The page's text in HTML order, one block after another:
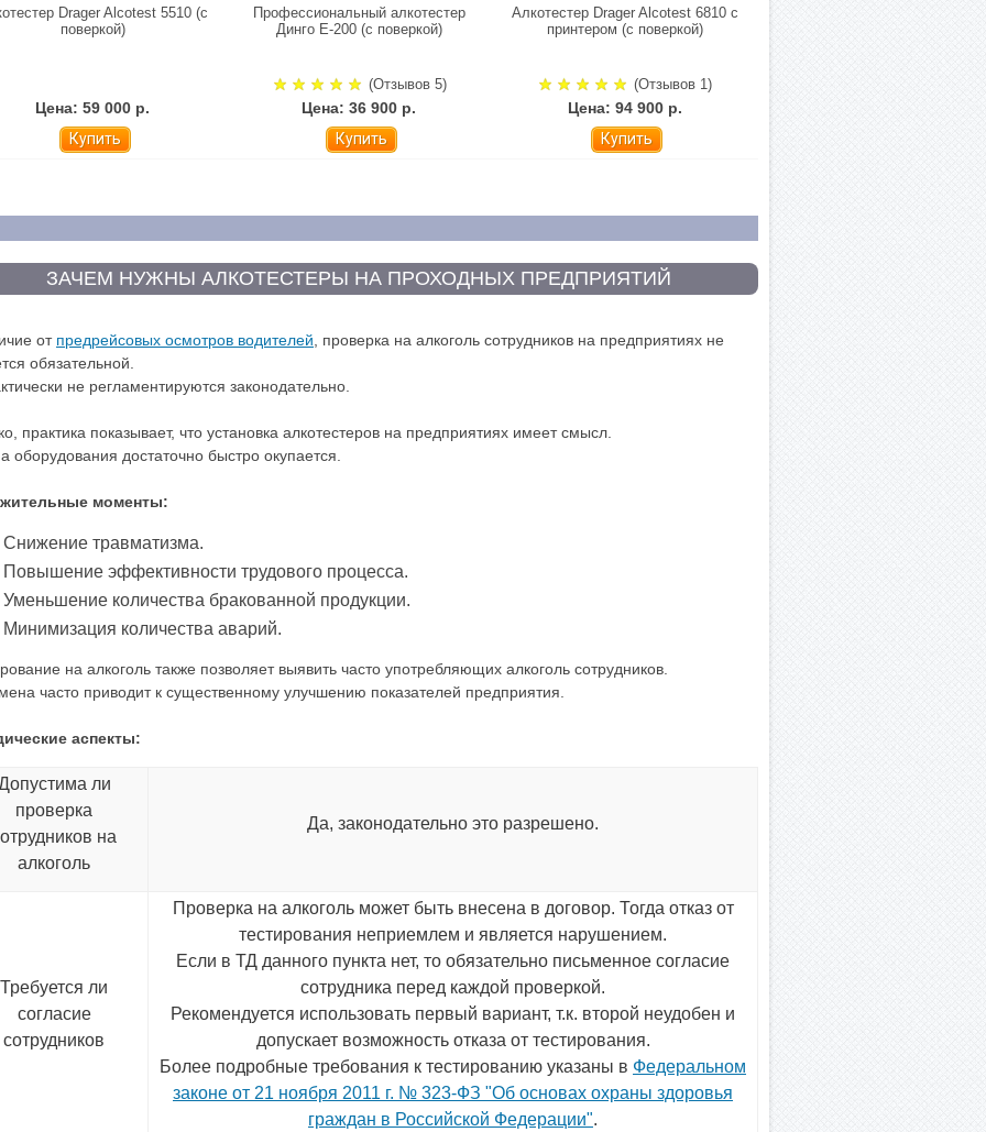
Drager Alcotest 5510 (с
поверкой)
Цена: 59 000 р.
Купить
Профессиональный алкотестер
Динго Е-200 (с поверкой)
(Отзывов 5)
Цена: 36 900 р.
Купить
Алкотестер Drager Alcotest 6810 с
принтером (с поверкой)
(Отзывов 1)
Цена: 94 900 р.
Купить
ЗАЧЕМ НУЖНЫ АЛКОТЕСТЕРЫ НА ПРОХОДНЫХ ПРЕДПРИЯТИЙ
от предрейсовых осмотров водителей , проверка на алкоголь сотрудников на предприятиях не
обязательной.
не регламентируются законодательно.
практика показывает, что установка алкотестеров на предприятиях имеет смысл.
оборудования достаточно быстро окупается.
моменты:
Снижение травматизма.
Повышение эффективности трудового процесса.
Уменьшение количества бракованной продукции.
Минимизация количества аварий.
на алкоголь также позволяет выявить часто употребляющих алкоголь сотрудников.
часто приводит к существенному улучшению показателей предприятия.
аспекты:
ли
проверка
на
алкоголь
Да, законодательно это разрешено.
Требуется ли
согласие
сотрудников
Проверка на алкоголь может быть внесена в договор. Тогда отказ от
тестирования неприемлем и является нарушением.
Если в ТД данного пункта нет, то обязательно письменное согласие
сотрудника перед каждой проверкой.
Рекомендуется использовать первый вариант, т.к. второй неудобен и
допускает возможность отказа от тестирования.
Более подробные требования к тестированию указаны в Федеральном
законе от 21 ноября 2011 г. № 323-ФЗ "Об основах охраны здоровья
граждан в Российской Федерации".